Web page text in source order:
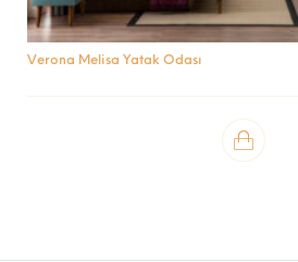
Verona Melisa Yatak Odası